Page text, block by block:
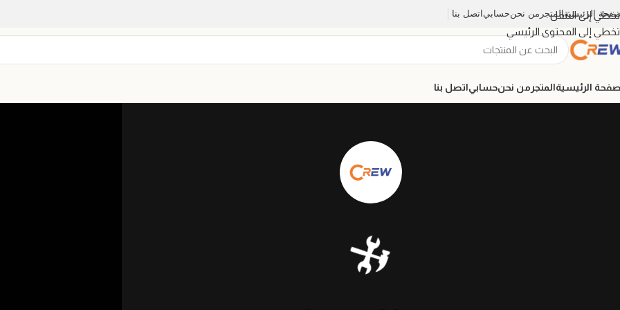
تخطي إلى التنقل
تخطي إلى المحتوى الرئيسي
الرئيسيةالمتجر من نحنحسابي اتصل بنا
الرئيسيةالمتجر من نحنحسابياتصل بنا
🛠️